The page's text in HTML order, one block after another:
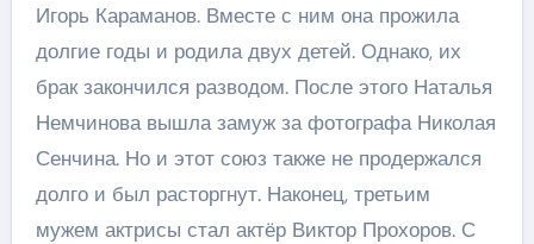
Игорь Караманов. Вместе с ним она прожила
долгие годы и родила двух детей. Однако, их
брак закончился разводом. После этого Наталья
Немчинова вышла замуж за фотографа Николая
Сенчина. Но и этот союз также не продержался
долго и был расторгнут. Наконец, третьим
мужем актрисы стал актёр Виктор Прохоров. С